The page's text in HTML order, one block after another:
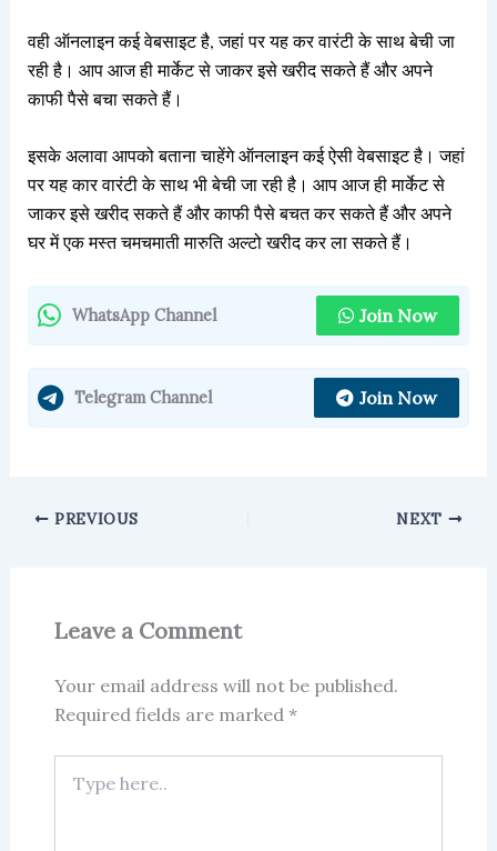
वही ऑनलाइन कई वेबसाइट है, जहां पर यह कर वारंटी के साथ बेची जा
रही है। आप आज ही मार्केट से जाकर इसे खरीद सकते हैं और अपने
काफी पैसे बचा सकते हैं।
इसके अलावा आपको बताना चाहेंगे ऑनलाइन कई ऐसी वेबसाइट है। जहां
पर यह कार वारंटी के साथ भी बेची जा रही है। आप आज ही मार्केट से
जाकर इसे खरीद सकते हैं और काफी पैसे बचत कर सकते हैं और अपने
घर में एक मस्त चमचमाती मारुति अल्टो खरीद कर ला सकते हैं।
WhatsApp Channel Join Now
Telegram Channel Join Now
PREVIOUS NEXT
Leave a Comment
Your email address will not be published.
Required fields are marked *
here..